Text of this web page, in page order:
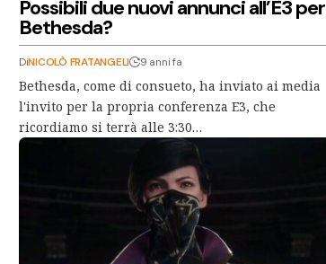
Possibili due nuovi annunci all’E3 per
Bethesda?
DiNICOLÒ FRATANGELI 9 anni fa
Bethesda, come di consueto, ha inviato ai media
l'invito per la propria conferenza E3, che
ricordiamo si terrà alle 3:30…